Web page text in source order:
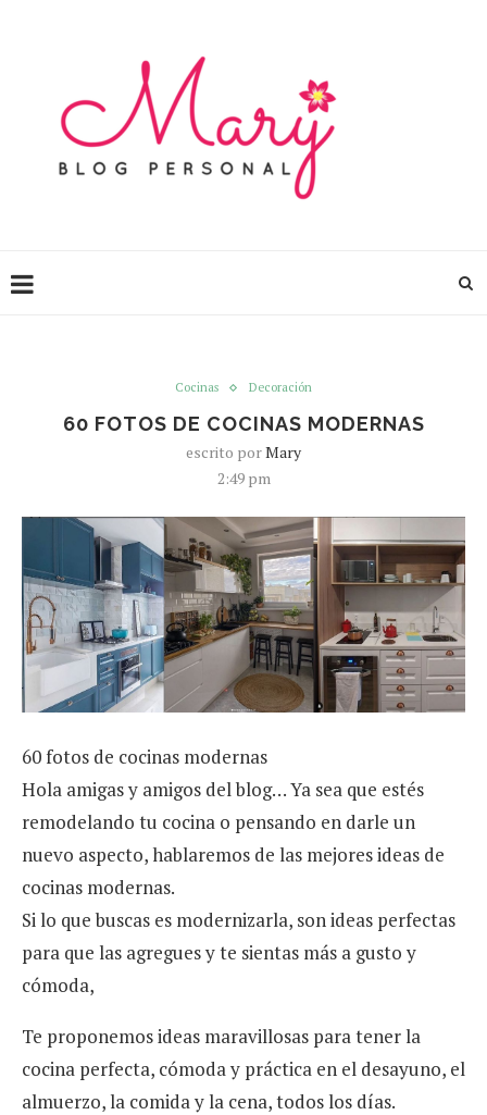
Cocinas Decoración
60 FOTOS DE COCINAS MODERNAS
escrito porMary
2:49 pm
60 fotos de cocinas modernas
Hola amigas y amigos del blog… Ya sea que estés
remodelando tu cocina o pensando en darle un
nuevo aspecto, hablaremos de las mejores ideas de
cocinas modernas.
Si lo que buscas es modernizarla, son ideas perfectas
para que las agregues y te sientas más a gusto y
cómoda,
Te proponemos ideas maravillosas para tener la
cocina perfecta, cómoda y práctica en el desayuno, el
almuerzo, la comida y la cena, todos los días.